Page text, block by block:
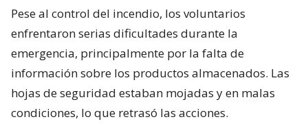
Pese al control del incendio, los voluntarios
enfrentaron serias dificultades durante la
emergencia, principalmente por la falta de
información sobre los productos almacenados. Las
hojas de seguridad estaban mojadas y en malas
condiciones, lo que retrasó las acciones.